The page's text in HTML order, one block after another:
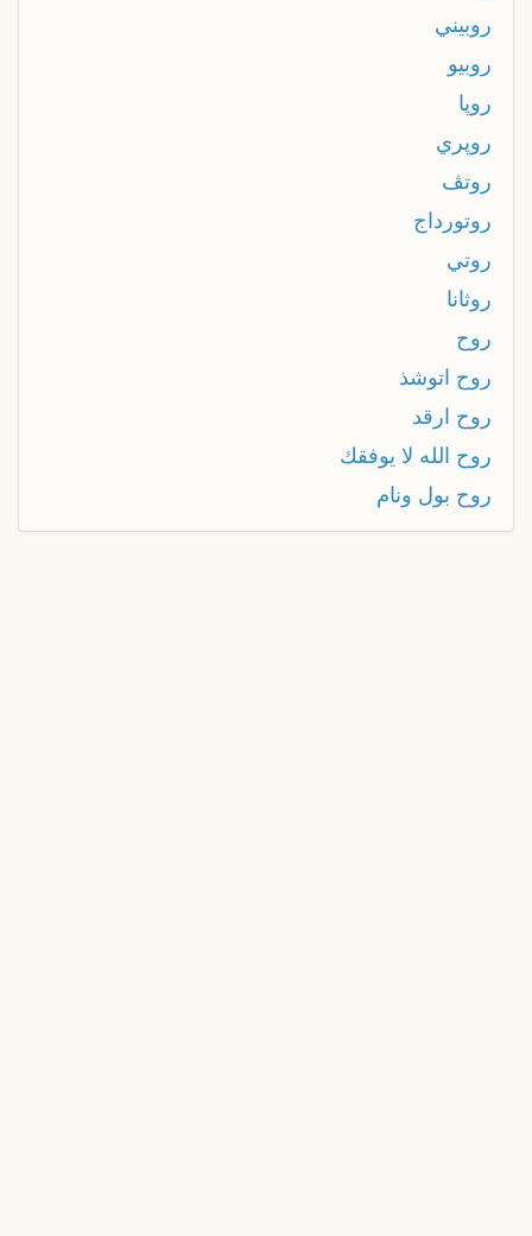
روبيني
روبيو
روپا
روپري
روتڤ
روتورداج
روتي
روثانا
روح
روح اتوشذ
روح ارقد
روح الله لا يوفقك
روح بول ونام